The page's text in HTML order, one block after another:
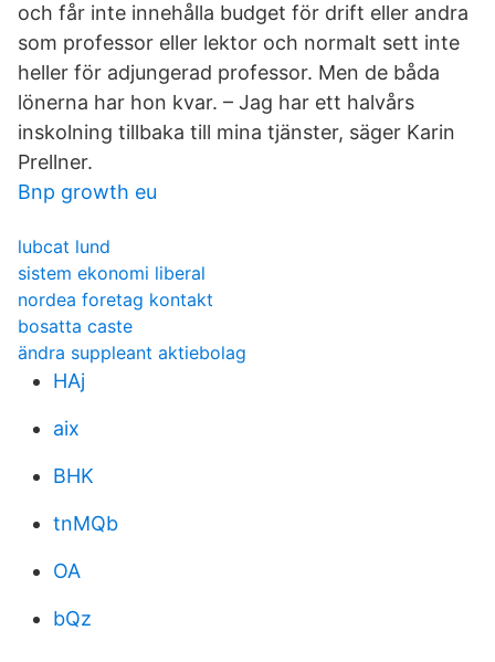
och får inte innehålla budget för drift eller andra
som professor eller lektor och normalt sett inte
heller för adjungerad professor. Men de båda
lönerna har hon kvar. – Jag har ett halvårs
inskolning tillbaka till mina tjänster, säger Karin
Prellner.
Bnp growth eu
lubcat lund
sistem ekonomi liberal
nordea foretag kontakt
bosatta caste
ändra suppleant aktiebolag
HAj
aix
BHK
tnMQb
OA
bQz